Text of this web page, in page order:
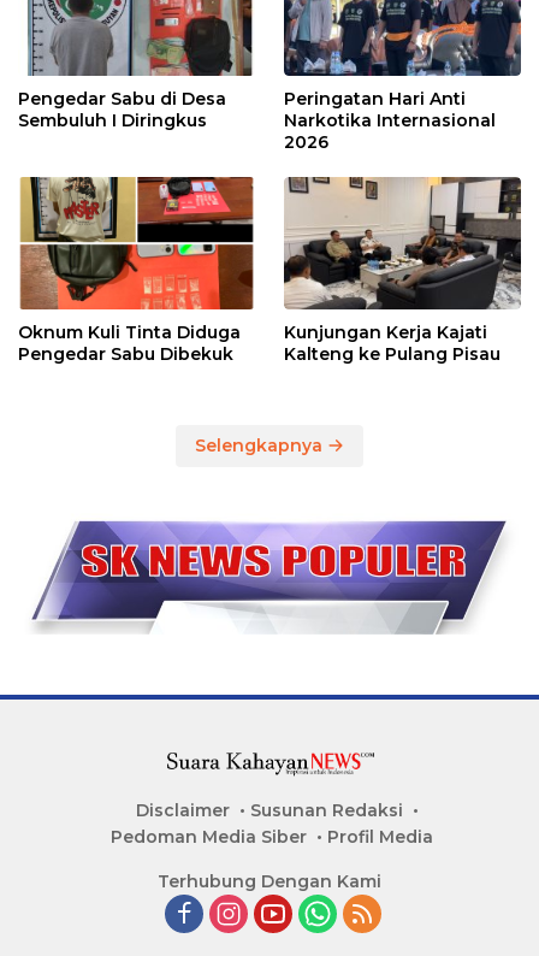
Pengedar Sabu di Desa
Sembuluh I Diringkus
Peringatan Hari Anti
Narkotika Internasional
2026
Oknum Kuli Tinta Diduga
Pengedar Sabu Dibekuk
Kunjungan Kerja Kajati
Kalteng ke Pulang Pisau
Selengkapnya
Disclaimer
Susunan Redaksi
Pedoman Media Siber
Profil Media
Terhubung Dengan Kami